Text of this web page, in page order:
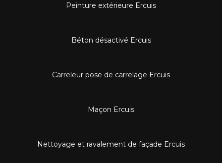
Peinture extérieure Ercuis
Béton désactivé Ercuis
Carreleur pose de carrelage Ercuis
Maçon Ercuis
Nettoyage et ravalement de façade Ercuis